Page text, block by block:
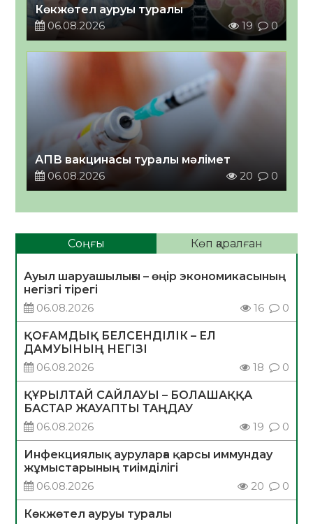
Көкжөтел ауруы туралы
06.08.2026
19 0
АПВ вакцинасы туралы мәлімет
06.08.2026
20 0
Соңғы Көп қаралған
Ауыл шаруашылығы – өңір экономикасының
негізгі тірегі
06.08.2026
16 0
ҚОҒАМДЫҚ БЕЛСЕНДІЛІК – ЕЛ
ДАМУЫНЫҢ НЕГІЗІ
06.08.2026
18 0
ҚҰРЫЛТАЙ САЙЛАУЫ – БОЛАШАҚҚА
БАСТАР ЖАУАПТЫ ТАҢДАУ
06.08.2026
19 0
Инфекциялық ауруларға қарсы иммундау
жұмыстарының тиімділігі
06.08.2026
20 0
Көкжөтел ауруы туралы